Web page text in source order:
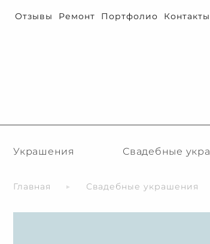
Отзывы Ремонт Портфолио Контакты
Украшения Свадебные
Главная Свадебные украшения